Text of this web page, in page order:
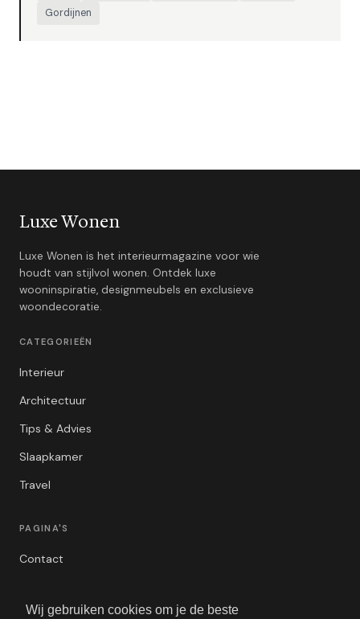
Wij gebruiken cookies om je de beste
Gordijnen
Luxe Wonen
Luxe Wonen is het interieurmagazine voor wie
houdt van stijlvol wonen. Ontdek luxe
wooninspiratie, designmeubels en exclusieve
woondecoratie.
CATEGORIEËN
Interieur
Architectuur
Tips & Advies
Slaapkamer
Travel
PAGINA'S
Contact
Algemene Voorwaarden